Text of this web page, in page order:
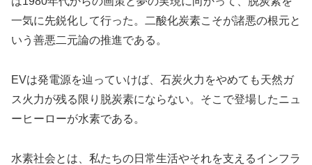
一気に先鋭化して行った。二酸化炭素こそが諸悪の根元と
いう善悪二元論の推進である。
EVは発電源を辿っていけば、石炭火力をやめても天然ガ
ス火力が残る限り脱炭素にならない。そこで登場したニュ
ーヒーローが水素である。
水素社会とは、私たちの日常生活やそれを支えるインフラ